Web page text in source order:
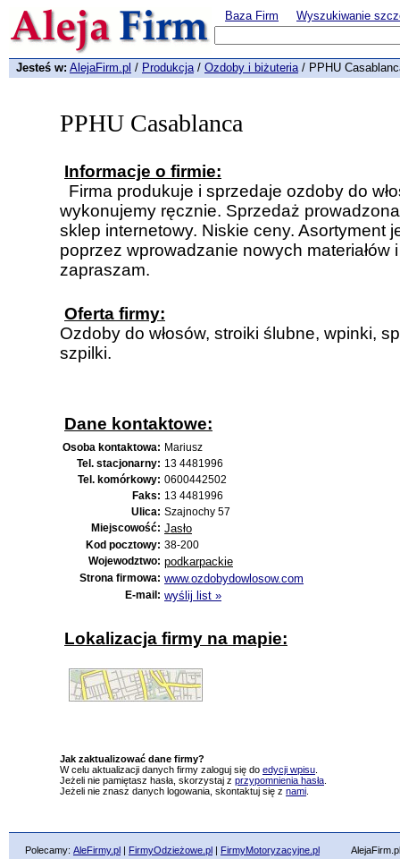
Baza Firm Wyszukiwanie
Jesteś w: AlejaFirm.pl / Produkcja/ Ozdoby i biżuteria/ PPHU
PPHU Casablanca
Informacje o firmie:
Firma produkuje i sprzedaje ozdoby do
wykonujemy ręcznie. Sprzedaż
sklep internetowy. Niskie ceny. Asortyment
poprzez wprowadzanie nowych materiałów
zapraszam.
Oferta firmy:
Ozdoby do włosów, stroiki ślubne, wpinki,
szpilki.
Dane kontaktowe:
Osoba kontaktowa: Mariusz
Tel. stacjonarny: 13 4481996
Tel. komórkowy: 0600442502
Faks: 13 4481996
Ulica: Szajnochy 57
Miejscowość: Jasło
Kod pocztowy: 38-200
Wojewodztwo: podkarpackie
Strona firmowa: www.ozdobydowlosow.com
E-mail: wyślij list »
Lokalizacja firmy na mapie:
Jak zaktualizować dane firmy?
W celu aktualizacji danych firmy zaloguj się do edycji wpisu
Jeżeli nie pamiętasz hasła, skorzystaj z przypomnienia hasła
Jeżeli nie znasz danych logowania, skontaktuj się z nami
Polecamy: AleFirmy.pl | FirmyOdzieżowe.pl | FirmyMotoryzacyjne.pl AlejaFirm.pl